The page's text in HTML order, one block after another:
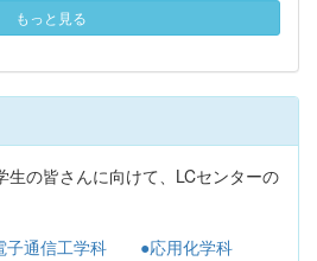
もっと見る
生の皆さんに向けて、LCセンターの
子通信工学科
●応用化学科